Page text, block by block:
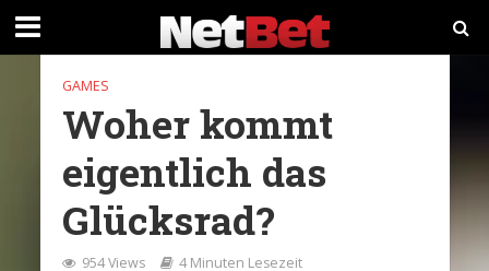
GAMES
Woher kommt
eigentlich das
Glücksrad?
954 Views 4 Minuten Lesezeit